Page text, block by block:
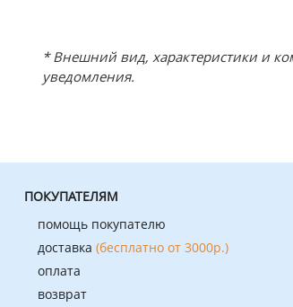
* Внешний вид, характеристики и
уведомления.
ПОКУПАТЕЛЯМ
помощь покупателю
доставка (бесплатно от 3000р.)
оплата
возврат